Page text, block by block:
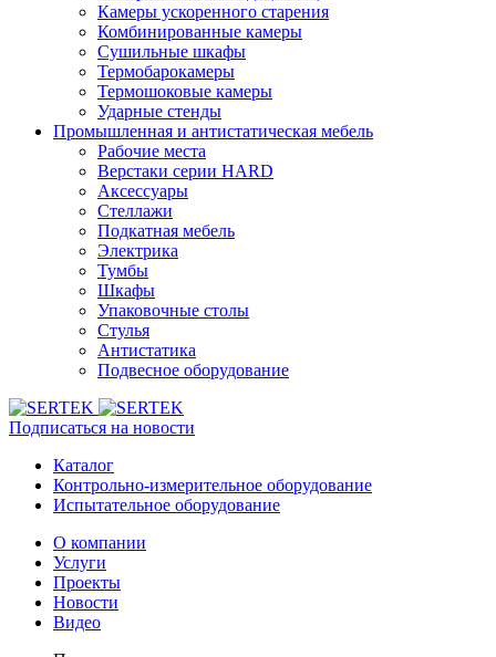
Камеры ускоренного старения
Комбинированные камеры
Сушильные шкафы
Термобарокамеры
Термошоковые камеры
Ударные стенды
Промышленная и антистатическая мебель
Рабочие места
Верстаки серии HARD
Аксессуары
Стеллажи
Подкатная мебель
Электрика
Тумбы
Шкафы
Упаковочные столы
Стулья
Антистатика
Подвесное оборудование
Подписаться на новости
Каталог
Контрольно-измерительное оборудование
Испытательное оборудование
О компании
Услуги
Проекты
Новости
Видео